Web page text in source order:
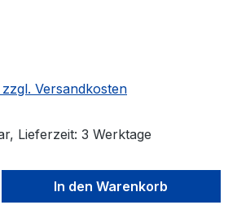
Versandkosten
Lieferzeit: 3 Werktage
Gib den
In den Warenkorb